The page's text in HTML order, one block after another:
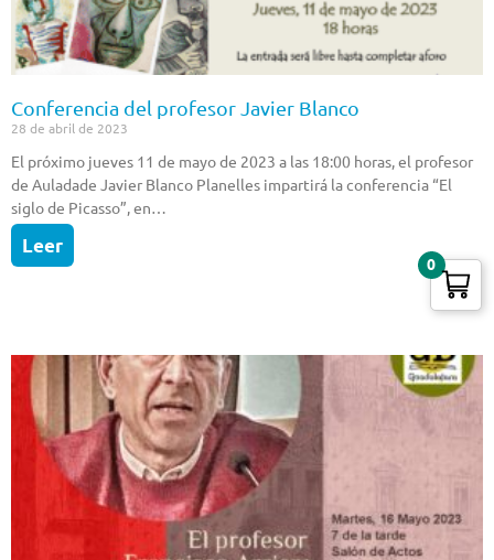
Conferencia del profesor Javier Blanco
28 de abril de 2023
El próximo jueves 11 de mayo de 2023 a las 18:00 horas, el profesor
de Auladade Javier Blanco Planelles impartirá la conferencia “El
siglo de Picasso”, en…
Leer
0